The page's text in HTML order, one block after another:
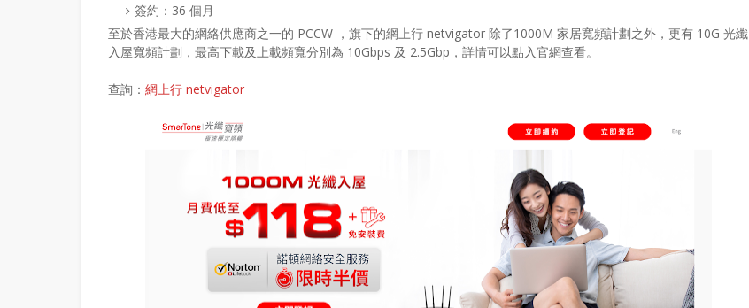
簽約：36 個月
至於香港最大的網絡供應商之一的 PCCW ，旗下的網上行 netvigator 除了1000M 家居寬頻計劃之外，更有 10G 光纖
入屋寬頻計劃，最高下載及上載頻寬分別為 10Gbps 及 2.5Gbp，詳情可以點入官網查看。
查詢： 網上行 netvigator